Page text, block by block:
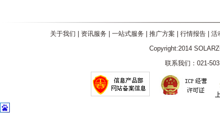
关于我们 资讯服务 一站式服务 推广方案 行情报告| 活
Copyright:2014
联系我们：021-